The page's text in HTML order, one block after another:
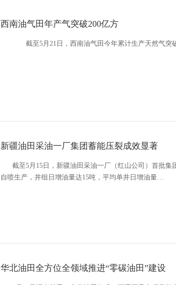
西南油气田年产气突破200亿方
截至5月21日，西南油气田今年累计生产天然气突
新疆油田采油一厂集团蓄能压裂成效显著
截至5月15日，新疆油田采油一厂（红山公司）首批集
自喷生产，井组日增油量达15吨，平均单井日增油量…
华北油田全方位全领域推进“零碳油田”建设